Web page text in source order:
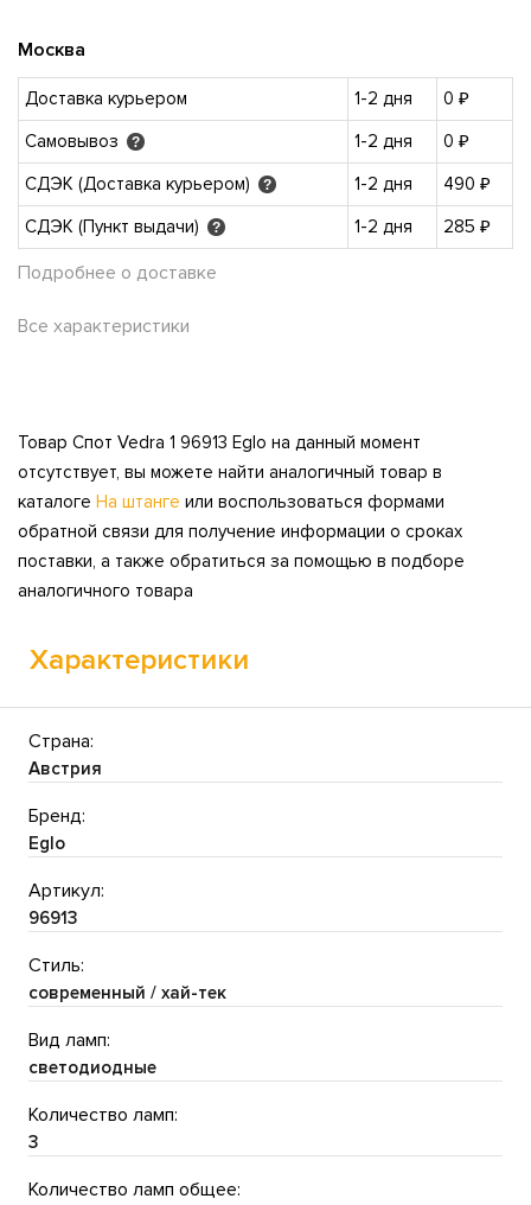
Москва
Доставка курьером 1-2 дня
0 ₽
Самовывоз
? 1-2 дня
0 ₽
СДЭК (Доставка курьером)
? 1-2 дня
490 ₽
СДЭК (Пункт выдачи)
? 1-2 дня 285 ₽
Подробнее о доставке
Все характеристики
Товар Спот Vedra 1 96913 Eglo на данный момент
отсутствует, вы можете найти аналогичный товар в
каталоге На штанге или воспользоваться формами
обратной связи для получение информации о сроках
поставки, а также обратиться за помощью в подборе
аналогичного товара
Характеристики
Страна:
Австрия
Бренд:
Eglo
Артикул:
96913
Стиль:
современный / хай-тек
Вид ламп:
светодиодные
Количество ламп:
3
Количество ламп общее: